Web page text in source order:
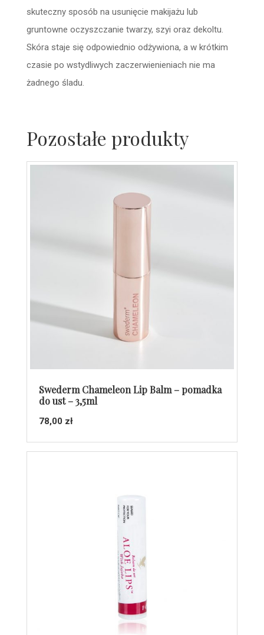
skuteczny sposób na usunięcie makijażu lub
gruntowne oczyszczanie twarzy, szyi oraz dekoltu.
Skóra staje się odpowiednio odżywiona, a w krótkim
czasie po wstydliwych zaczerwienieniach nie ma
żadnego śladu.
Pozostałe produkty
Swederm Chameleon Lip Balm – pomadka
do ust – 3,5ml
78,00 zł